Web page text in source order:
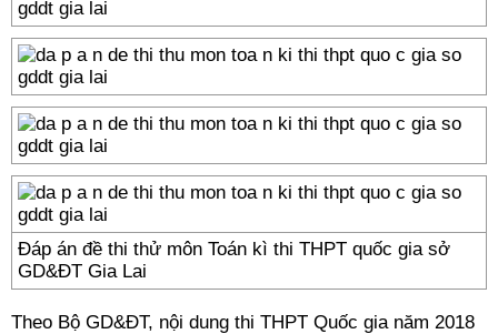
Đáp án đề thi thử môn Toán kì thi THPT quốc gia sở
GD&ĐT Gia Lai
Theo Bộ GD&ĐT, nội dung thi THPT Quốc gia năm 2018